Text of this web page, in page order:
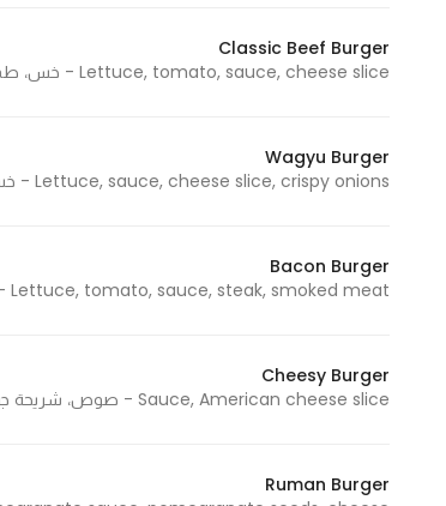
Classic Beef Burger
Lettuce, tomato, sauce, cheese slice - خس، طماطم، صوص، شريحة جبن
Wagyu Burger
Lettuce, sauce, cheese slice, crispy onions - خس، صوص، شريحة جبن، بصل كرسبي
Bacon Burger
Lettuce, tomato, sauce, steak, smoked meat - خس، طماطم، صوص، شريحة لحم، لحم مدخن
Cheesy Burger
Sauce, American cheese slice - صوص، شريحة جبنة أمريكية
Ruman Burger